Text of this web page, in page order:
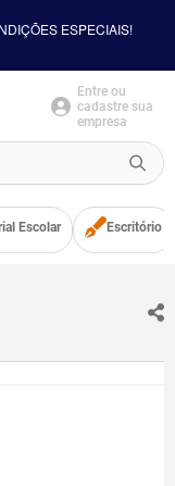
ESPECIAIS!
Entre ou
cadastre sua
empresa
Escolar Escritório
MAIS BUSCADOS